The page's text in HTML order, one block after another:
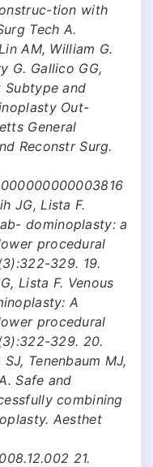
tion with
Tech A.
AM, William G.
G. Gallico GG,
Subtype and
Out-
General
Reconstr Surg.
JG, Lista F.
dominoplasty: a
procedural
329. 19.
Lista F. Venous
A
procedural
329. 20.
Tenenbaum MJ,
Safe and
combining
Аesthet
21.